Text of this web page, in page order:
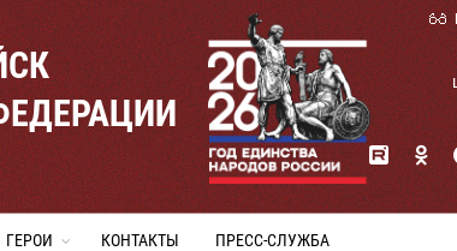
ГЕРОИ КОНТАКТЫ ПРЕСС-СЛУЖБА